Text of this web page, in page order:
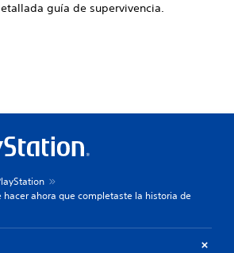
guía de supervivencia.
hacer ahora que completaste la historia de